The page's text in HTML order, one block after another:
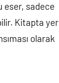
eser, sadece
Kitapta yer
olarak